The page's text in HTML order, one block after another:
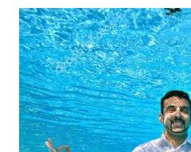
WAHANA
TV
WAHANANEWS
ID
WAHANANEWS